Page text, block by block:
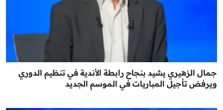
جمال الزهيري يشيد بنجاح رابطة الأندية في تنظيم الدوري
ويرفض تأجيل المباريات في الموسم الجديد